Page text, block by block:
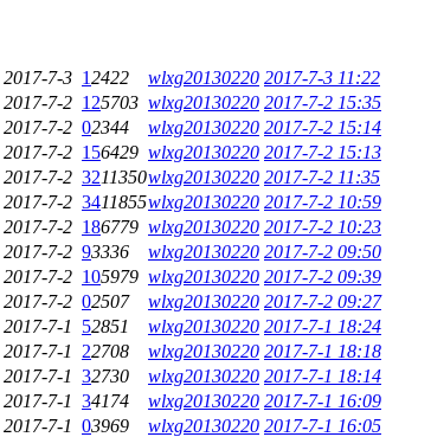
2017-7-3 12422 wlxg20130220 2017-7-3 11:22
2017-7-2 125703 wlxg20130220 2017-7-2 15:35
2017-7-2 02344 wlxg20130220 2017-7-2 15:14
2017-7-2 156429 wlxg20130220 2017-7-2 15:13
2017-7-2 3211350wlxg20130220 2017-7-2 11:35
2017-7-2 3411855wlxg20130220 2017-7-2 10:59
2017-7-2 186779 wlxg20130220 2017-7-2 10:23
2017-7-2 93336 wlxg20130220 2017-7-2 09:50
2017-7-2 105979 wlxg20130220 2017-7-2 09:39
2017-7-2 02507 wlxg20130220 2017-7-2 09:27
2017-7-1 52851 wlxg20130220 2017-7-1 18:24
2017-7-1 22708 wlxg20130220 2017-7-1 18:18
2017-7-1 32730 wlxg20130220 2017-7-1 18:14
2017-7-1 34174 wlxg20130220 2017-7-1 16:09
2017-7-1 03969 wlxg20130220 2017-7-1 16:05